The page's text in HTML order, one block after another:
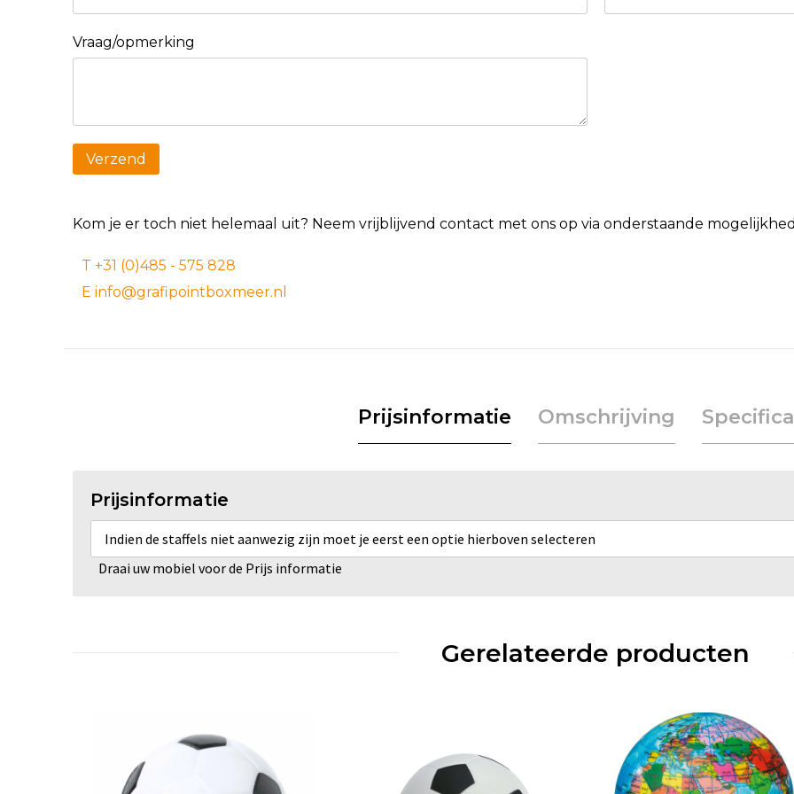
Vraag/opmerking
Kom je er toch niet helemaal uit? Neem vrijblijvend contact met ons op via onderstaande
T +31 (0)485 - 575 828
E info@grafipointboxmeer.nl
Prijsinformatie Omschrijving
Prijsinformatie
Indien de staffels niet aanwezig zijn moet je eerst een optie hierboven selecteren
Draai uw mobiel voor de Prijs informatie
Gerelateerde producten